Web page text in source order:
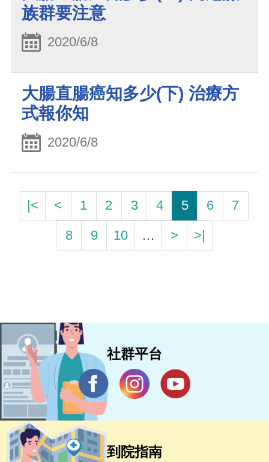
族群要注意
2020/6/8
大腸直腸癌知多少(下) 治療方
式報你知
2020/6/8
|< < 1 2 3 4 5 6
7
8
9 10 … > >|
社群平台
到院指南